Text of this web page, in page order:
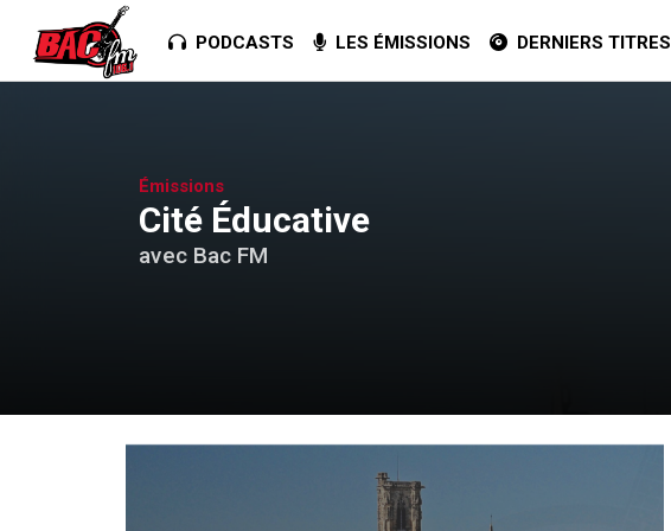
PODCASTS LES ÉMISSIONS DERNIERS TITRES
Émissions
Cité Éducative
avec Bac FM